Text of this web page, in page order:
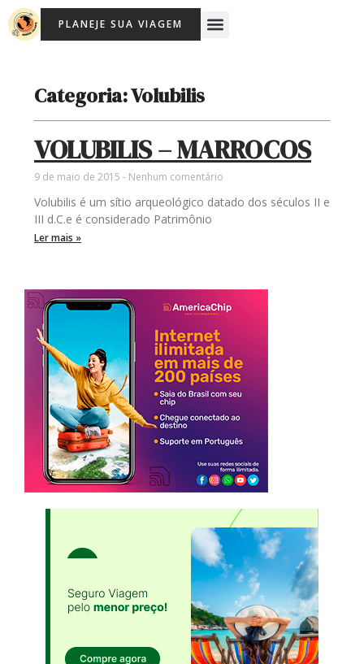
para
PLANEJE SUA VIAGEM Menu
Categoria: Volubilis
VOLUBILIS – MARROCOS
9 de maio de 2015 Nenhum comentário
Volubilis é um sítio arqueológico datado dos séculos II e
III d.C.e é considerado Patrimônio
Ler mais »